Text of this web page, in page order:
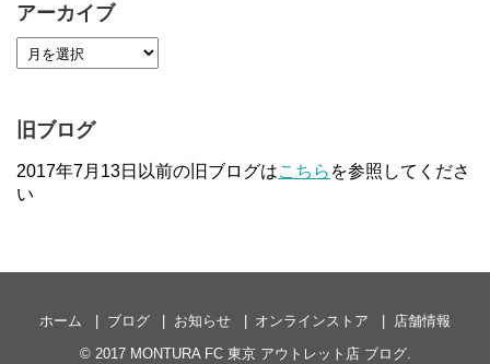
アーカイブ
旧ブログ
2017年7月13日以前の旧ブログはこちら を参照してくださ
い
ホーム ブログ お知らせ オンラインストア
店舗情報
© 2017 MONTURA FC 東京 アウトレット店 ブログ.